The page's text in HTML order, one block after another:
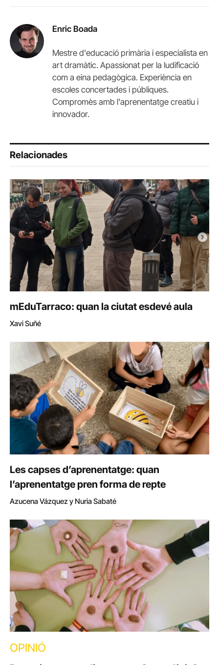
Enric Boada
Mestre d'educació primària i especialista en
art dramàtic. Apassionat per la ludificació
com a eina pedagògica. Experiència en
escoles concertades i públiques.
Compromès amb l'aprenentatge creatiu i
innovador.
Relacionades
mEduTarraco: quan la ciutat esdevé aula
Xavi Suñé
Les capses d’aprenentatge: quan
l’aprenentatge pren forma de repte
Azucena Vázquez y Nuria Sabaté
OPINIÓ